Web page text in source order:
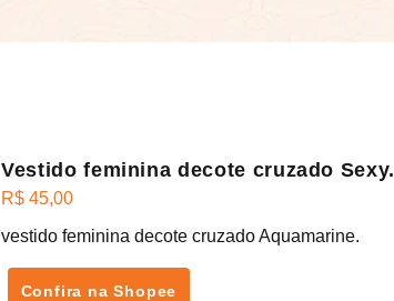
Vestido feminina decote cruzado Sexy.
R$ 45,00
vestido feminina decote cruzado Aquamarine.
Confira na Shopee